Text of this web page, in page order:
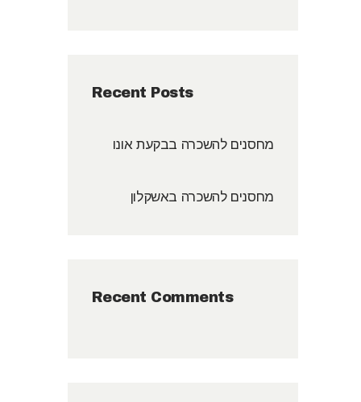
Recent Posts
מחסנים להשכרה בבקעת אונו
מחסנים להשכרה באשקלון
Recent Comments